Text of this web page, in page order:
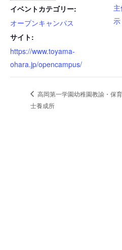
イベントカテゴリー:
オープンキャンパス
サイト:
https://www.toyama-
ohara.jp/opencampus/
示
高岡第一学園幼稚園教諭・保育
士養成所